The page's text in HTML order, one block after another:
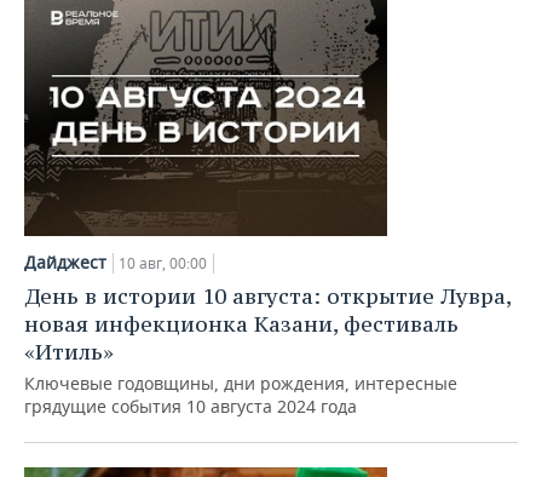
Дайджест 10 авг, 00:00
День в истории 10 августа: открытие Лувра,
новая инфекционка Казани, фестиваль
«Итиль»
Ключевые годовщины, дни рождения, интересные
грядущие события 10 августа 2024 года